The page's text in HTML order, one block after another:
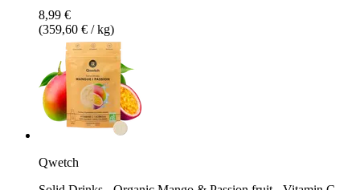
8,99 €
(359,60 € / kg)
Qwetch